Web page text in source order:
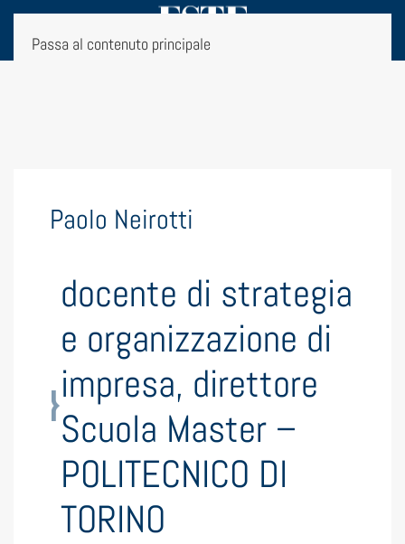
Passa al contenuto principale
Paolo Neirotti
docente di strategia
e organizzazione di
impresa, direttore
Scuola Master –
POLITECNICO DI
TORINO